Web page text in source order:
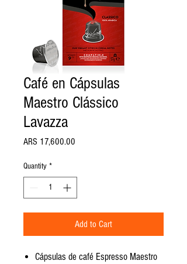
Café en Cápsulas
Maestro Clássico
Lavazza
ARS 17,600.00
Quantity *
Add to Cart
Cápsulas de café Espresso Maestro